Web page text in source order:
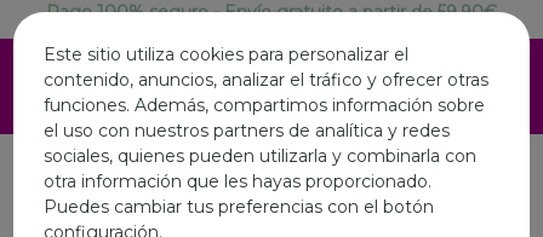
Este sitio utiliza cookies para personalizar el
contenido, anuncios, analizar el tráfico y ofrecer otras
funciones. Además, compartimos información sobre
el uso con nuestros partners de analítica y redes
sociales, quienes pueden utilizarla y combinarla con
otra información que les hayas proporcionado.
Puedes cambiar tus preferencias con el botón
configuración.
Pago 100% seguro - Envío gratuito a partir de 59.90€
ESTAMOS DE VACACIONES EN AGOSTO.LA WEB SIGUE
ABIERTA Y LOS ENVIOS ONLINE SERAN LOS DIAS 3,10 Y
17 AGOSTO.FELIZ VERANO A TOD@S
CAMALEONICA by Capriche